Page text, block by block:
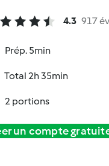
4.3 917
Prép. 5min
Total 2h 35min
2 portions
un compte